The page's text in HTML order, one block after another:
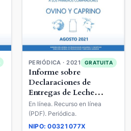
PERIÓDICA · 2021 GRATUITA
Informe sobre
Declaraciones de
Entregas de Leche
Cruda a los Primeros
Compradores : Ovino y
Caprino de Leche
En línea. Recurso en línea
(PDF). Periódica.
NIPO: 00321077X